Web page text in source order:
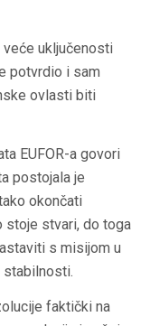
veće uključenosti
potvrdio i sam
ovlasti biti
EUFOR-a govori
postojala je
okončati
stoje stvari, do toga
s misijom u
stabilnosti.
faktički na